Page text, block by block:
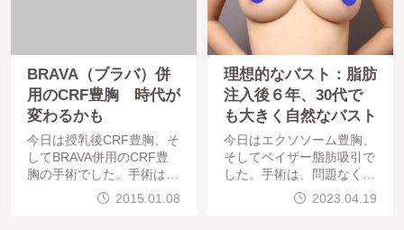
BRAVA（ブラバ）併
用のCRF豊胸 時代が
変わるかも
今日は授乳後CRF豊胸、そ
してBRAVA併用のCRF豊
胸の手術でした。手術は問
題なく終わっています。お
疲れ様でした。昨年もたく
2015.01.08
理想的なバスト：脂肪
注入後６年、30代で
も大きく自然なバスト
今日はエクソソーム豊胸、
そしてベイザー脂肪吸引で
した。手術は、問題なく終
わっています。仕上がりを
楽しみにしていてください
2023.04.19